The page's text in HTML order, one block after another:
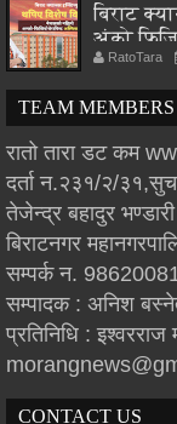
बिराट
अंको
RatoTara
TEAM MEMBERS
रातो तारा डट कम
दर्ता न.२३१/२/
तेजेन्द्र बहादुर
बिराटनगर
सम्पर्क न.
सम्पादक : अनिश
प्रतिनिधि :
CONTACT US